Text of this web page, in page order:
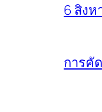
6 สิงห
การคั